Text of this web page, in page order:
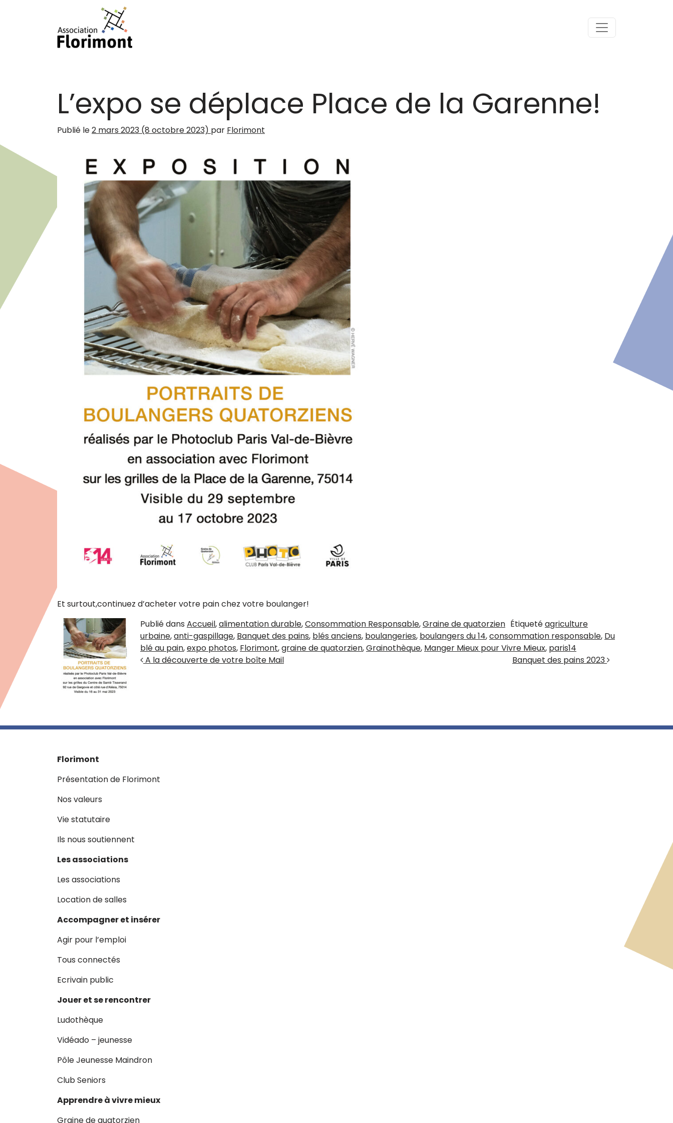
Navigation principale
L’expo se déplace Place de la Garenne!
Publié le2 mars 2023 (8 octobre 2023) par Florimont
Et surtout,continuez d’acheter votre pain chez votre boulanger!
Publié dans Accueil,alimentation durable,Consommation Responsable,Graine de quatorzien Étiquetéagriculture
urbaine,anti-gaspillage, Banquet des pains, blés anciens, boulangeries, boulangers du 14,consommation responsable, Du
blé au pain,expo photos, Florimont,graine de quatorzien,Grainothèque, Manger Mieux pour Vivre Mieux, paris14
Navigation des articles
A la découverte de votre boîte Mail Banquet des pains 2023
Florimont
Présentation de Florimont
Nos valeurs
Vie statutaire
Ils nous soutiennent
Les associations
Les associations
Location de salles
Accompagner et insérer
Agir pour l’emploi
Tous connectés
Ecrivain public
Jouer et se rencontrer
Ludothèque
Vidéado – jeunesse
Pôle Jeunesse Maindron
Club Seniors
Apprendre à vivre mieux
Graine de quatorzien